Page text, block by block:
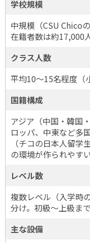
学校規模
中規模（CSU Chico
在籍者数は約17,000人
クラス人数
平均10〜15名程度（
国籍構成
アジア（中国・韓国
ロッパ、中東など多
（チコの日本人留
の環境が作られやすい
レベル数
複数レベル（入学時
分け。初級〜上級まで
主な設備